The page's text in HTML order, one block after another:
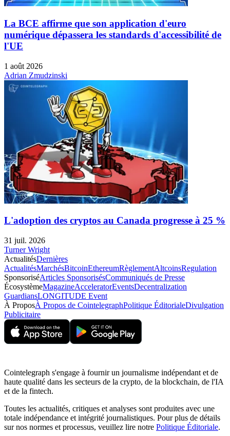
La BCE affirme que son application d'euro
numérique dépassera les standards d'accessibilité de
l'UE
1 août 2026
Adrian Zmudzinski
L'adoption des cryptos au Canada progresse à 25 %
31 juil. 2026
Turner Wright
ActualitésDernières
ActualitésMarchésBitcoinEthereumRèglementAltcoinsRegulation
SponsoriséArticles SponsorisésCommuniqués de Presse
ÉcosystèmeMagazineAcceleratorEventsDecentralization
GuardiansLONGITUDE Event
À ProposÀ Propos de CointelegraphPolitique ÉditorialeDivulgation
Publicitaire
Cointelegraph s'engage à fournir un journalisme indépendant et de
haute qualité dans les secteurs de la crypto, de la blockchain, de l'IA
et de la fintech.
Toutes les actualités, critiques et analyses sont produites avec une
totale indépendance et intégrité journalistiques. Pour plus de détails
sur nos normes et processus, veuillez lire notre Politique Éditoriale.